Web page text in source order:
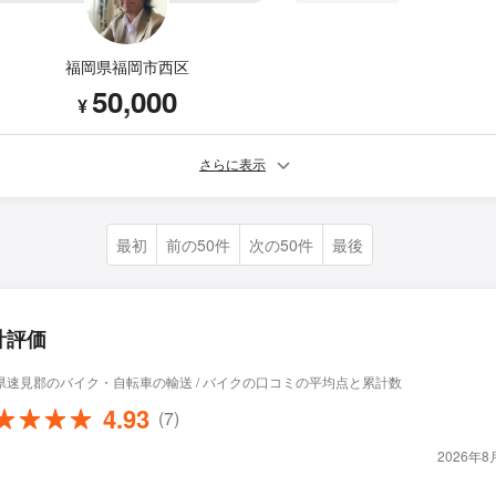
福岡県福岡市西区
¥50,000
さらに表示
最初 前の50件 次の50件 最後
評価
速見郡のバイク・自転車の輸送 / バイクの口コミの平均点と累計数
4.93 (7)
2026年8